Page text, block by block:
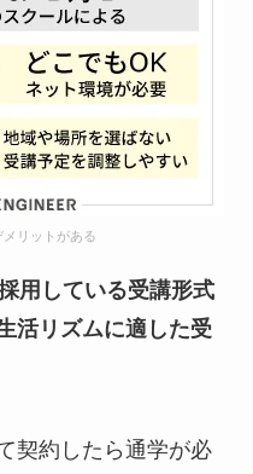
リットがある
用している受講形式
活リズムに適した受
契約したら通学が必